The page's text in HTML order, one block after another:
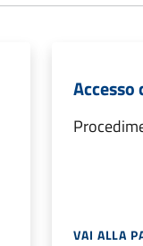
Accesso
VAI ALLA